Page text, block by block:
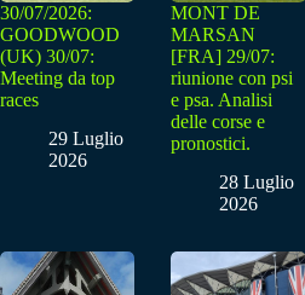
30/07/2026:
GOODWOOD
(UK) 30/07:
Meeting da top
races
29 Luglio
2026
MONT DE
MARSAN
[FRA] 29/07:
riunione con psi
e psa. Analisi
delle corse e
pronostici.
28 Luglio
2026